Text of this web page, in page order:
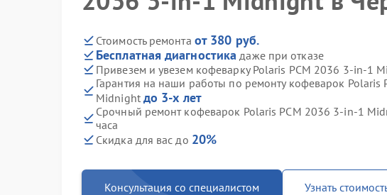
Стоимость ремонта от 380 руб.
Бесплатная диагностика даже при отказе
Привезем и увезем кофеварку Polaris PCM 2036 3-in-1
Гарантия на наши работы по ремонту кофеварок Polaris
Midnight до 3-х лет
Срочный ремонт кофеварок Polaris PCM 2036 3-in-1
часа
Скидка для вас до 20%
Консультация со специалистом Узнать